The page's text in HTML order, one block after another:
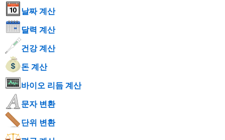
날짜 계산
달력 계산
건강 계산
돈 계산
바이오 리듬 계산
문자 변환
단위 변환